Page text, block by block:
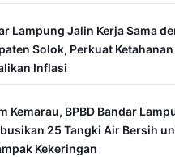
Lampung Jalin Kerja Sama
Solok, Perkuat
Inflasi
Kemarau, BPBD Bandar
25 Tangki Air Bersih
Kekeringan